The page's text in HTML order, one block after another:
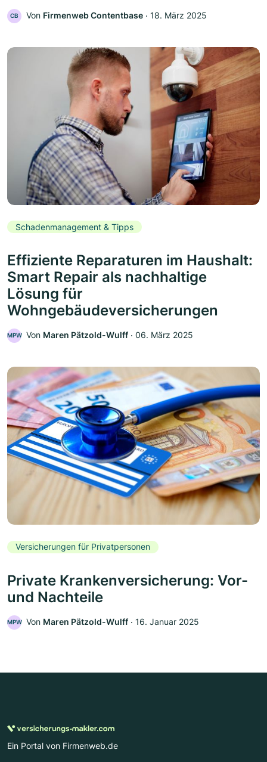
CB Von Firmenweb Contentbase ‧ 18. März 2025
Schadenmanagement & Tipps
Effiziente Reparaturen im Haushalt:
Smart Repair als nachhaltige
Lösung für
Wohngebäudeversicherungen
MPW Von Maren Pätzold-Wulff ‧ 06. März 2025
Versicherungen für Privatpersonen
Private Krankenversicherung: Vor-
und Nachteile
MPW Von Maren Pätzold-Wulff ‧ 16. Januar 2025
Ein Portal von Firmenweb.de